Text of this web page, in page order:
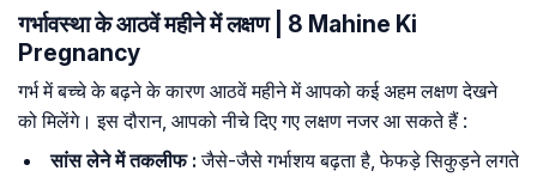
गर्भावस्था के आठवें महीने में लक्षण | 8 Mahine Ki
Pregnancy
गर्भ में बच्चे के बढ़ने के कारण आठवें महीने में आपको कई अहम लक्षण देखने
को मिलेंगे। इस दौरान, आपको नीचे दिए गए लक्षण नजर आ सकते हैं :
सांस लेने में तकलीफ :जैसे-जैसे गर्भाशय बढ़ता है, फेफड़े सिकुड़ने लगते